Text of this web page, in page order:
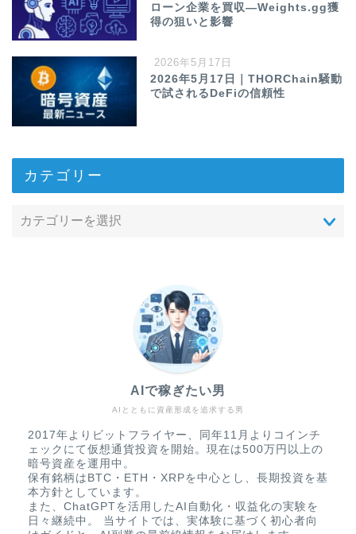
ローン企業を買収—Weights.gg獲
得の狙いと影響
2026年5月17日
2026年5月17日｜THORChain騒動
で試されるDeFiの信頼性
カテゴリー
AIとともに資産形成を追求する男
AIで稼ぎたい男
2017年よりビットフライヤー、同年11月よりコインチ
ェックにて仮想通貨投資を開始。現在は500万円以上の
暗号資産を運用中。
保有銘柄はBTC・ETH・XRPを中心とし、長期投資を基
本方針としています。
また、ChatGPTを活用したAI自動化・収益化の実験を
日々継続中。 当サイトでは、実体験に基づく初心者向